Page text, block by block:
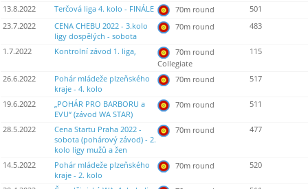
13.8.2022 Terčová liga 4. kolo - FINÁLE 70m round
501
23.7.2022
CENA CHEBU 2022 - 3.kolo
ligy dospělých - sobota
70m round 483
1.7.2022 Kontrolní závod 1. liga,
70m round
Collegiate
115
26.6.2022
Pohár mládeže plzeňského
kraje - 4. kolo
70m round 517
19.6.2022
„POHÁR PRO BARBORU a
EVU“ (závod WA STAR)
70m round 511
28.5.2022
Cena Startu Praha 2022 -
sobota (pohárový závod) - 2.
kolo ligy mužů a žen
70m round 477
14.5.2022
Pohár mládeže plzeňského
kraje - 2. kolo
70m round 520